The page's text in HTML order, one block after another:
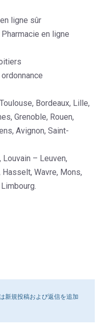
ligne sûr
en ligne
Bordeaux, Lille,
Grenoble, Rouen,
Avignon, Saint-
– Leuven,
Hasselt, Wavre, Mons,
新規投稿および返信を追加